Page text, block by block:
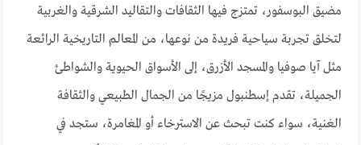
مضيق البوسفور، تمتزج فيها الثقافات والتقاليد الشرقية والغربية
لتخلق تجربة سياحية فريدة من نوعها، من المعالم التاريخية الرائعة
مثل آيا صوفيا والمسجد الأزرق، إلى الأسواق الحيوية والشواطئ
الجميلة، تقدم إسطنبول مزيجًا من الجمال الطبيعي والثقافة
الغنية، سواء كنت تبحث عن الاسترخاء أو المغامرة، ستجد في